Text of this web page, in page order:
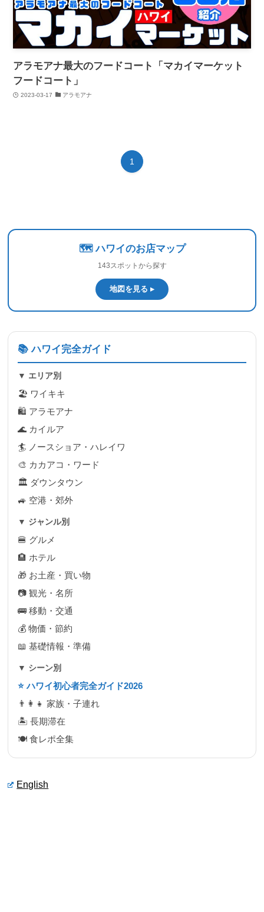
アラモアナ最大のフードコート「マカイマーケット
フードコート」
2023-03-17 アラモアナ
1
🗺️ ハワイのお店マップ
143スポットから探す
地図を見る ▸
📚 ハワイ完全ガイド
▼ エリア別
🏖 ワイキキ
🛍 アラモアナ
🌊 カイルア
🏄 ノースショア・ハレイワ
🎨 カカアコ・ワード
🏛 ダウンタウン
🚙 空港・郊外
▼ ジャンル別
🍔 グルメ
🏨 ホテル
🎁 お土産・買い物
📷 観光・名所
🚌 移動・交通
💰 物価・節約
📖 基礎情報・準備
▼ シーン別
⭐ ハワイ初心者完全ガイド2026
👨‍👩‍👧 家族・子連れ
🏝 長期滞在
🍽 食レポ全集
English